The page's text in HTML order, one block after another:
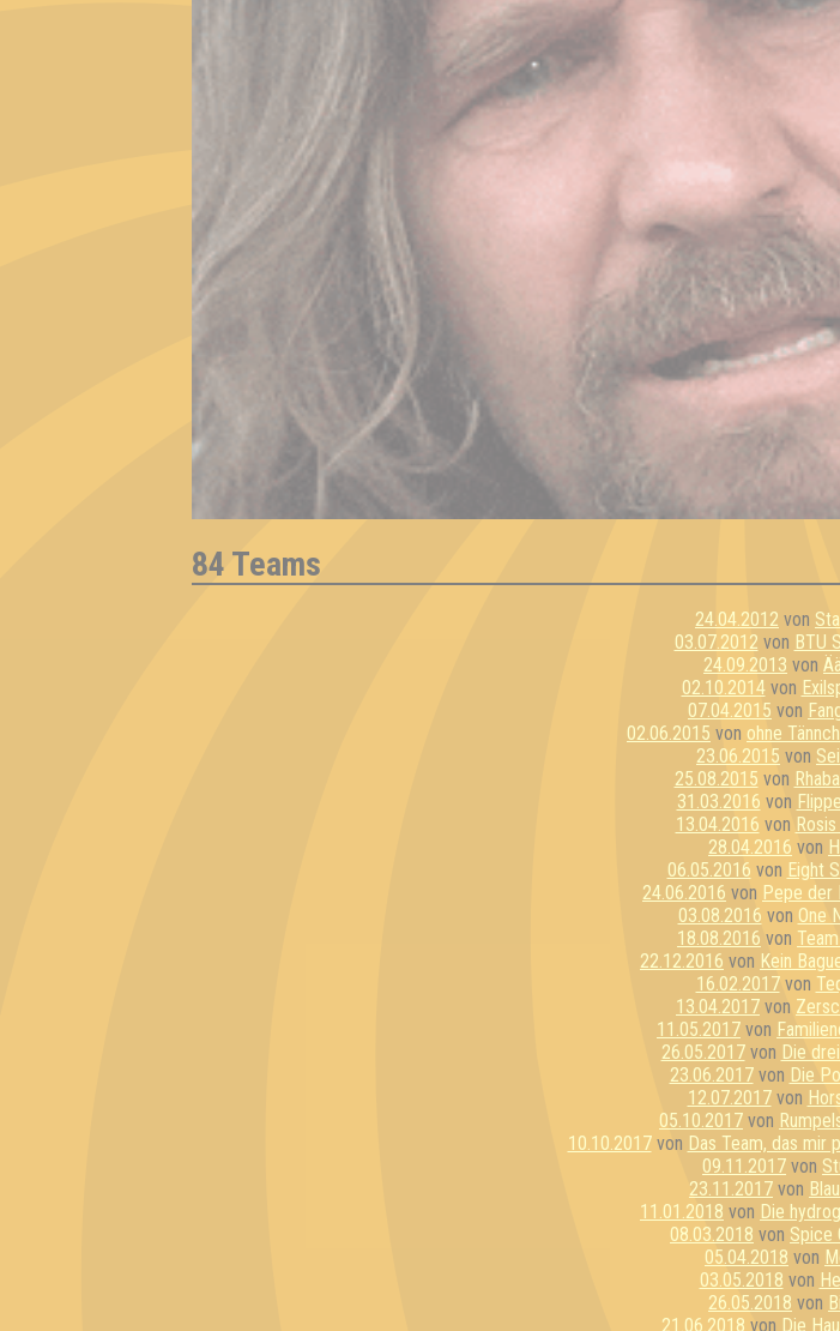
84 Teams
24.04.2012 von
03.07.2012 von BTU
24.09.2013 von
02.10.2014von
07.04.2015 von
02.06.2015 von ohne
23.06.2015 von
25.08.2015 von
31.03.2016 von
13.04.2016 von
28.04.2016 von
06.05.2016 von Eight
24.06.2016 von Pepe der
03.08.2016 von One
18.08.2016 von
22.12.2016 von Kein
16.02.2017von
13.04.2017 von
11.05.2017 von
26.05.2017von Die
23.06.2017von Die
12.07.2017von
05.10.2017 von
10.10.2017von Das Team, das mir
09.11.2017 von
23.11.2017 von
11.01.2018 von Die
08.03.2018 von Spice
05.04.2018 von
03.05.2018 von
26.05.2018 von
21.06.2018 von Die